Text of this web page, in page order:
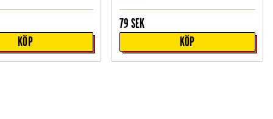
KÖP
79 SEK
KÖP